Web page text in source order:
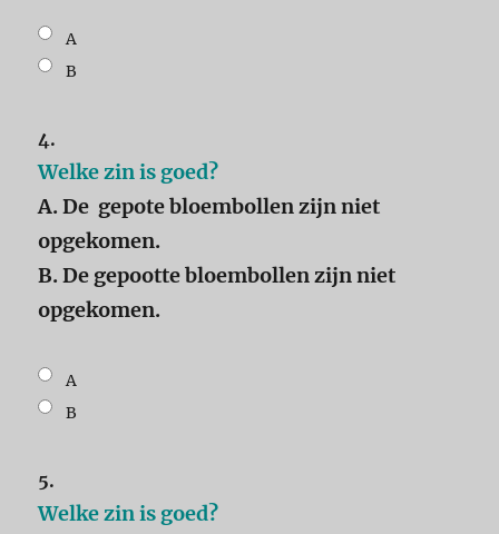
A
B
4.
Welke zin is goed?
A. De gepote bloembollen zijn niet
opgekomen.
B. De gepootte bloembollen zijn niet
opgekomen.
A
B
5.
Welke zin is goed?